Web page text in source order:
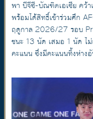
พา บีจีซี-บัณฑิตเอเซีย คว้
พร้อมได้สิทธิ์เข้าร่วมศึก
ฤดูกาล 2026/27 รอบ
ชนะ 13 นัด เสมอ 1 นัด ไ
คะแนน ซึ่งมีคะแนนทิ้งห่า